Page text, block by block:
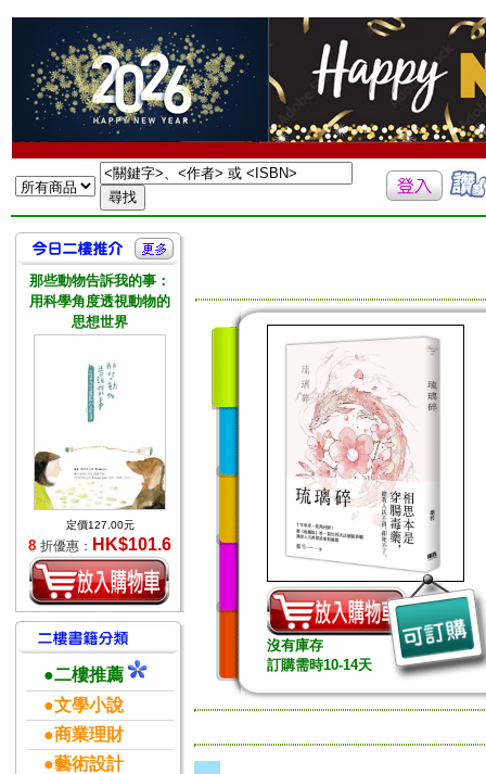
那些動物告訴我的事：
用科學角度透視動物的
思想世界
定價127.00元
8 折優惠： HK$101.6
●二樓推薦
●文學小說
●商業理財
●藝術設計
沒有庫存
訂購需時10-14天